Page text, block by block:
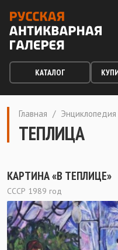
КАТАЛОГ
Главная / Энциклопедия
ТЕПЛИЦА
КАРТИНА «В ТЕПЛИЦЕ»
СССР 1989 год